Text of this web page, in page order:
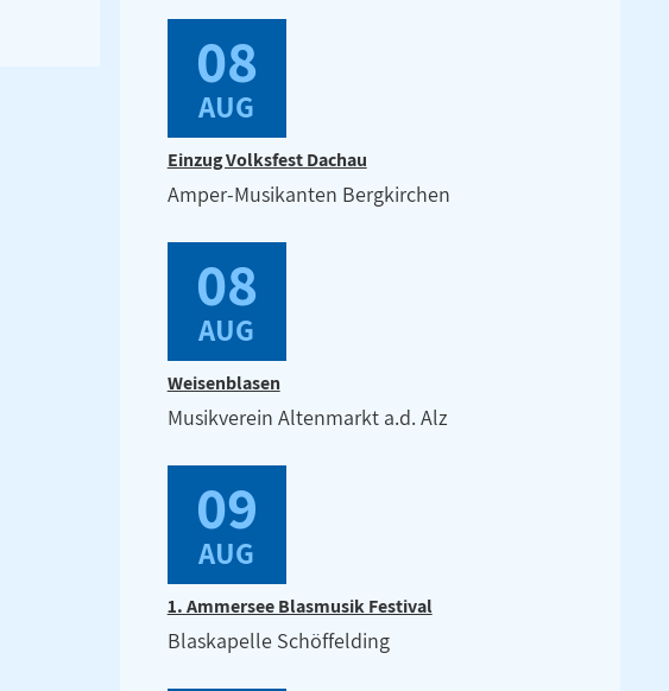
08
AUG
Einzug Volksfest Dachau
Amper-Musikanten Bergkirchen
08
AUG
Weisenblasen
Musikverein Altenmarkt a.d. Alz
09
AUG
1. Ammersee Blasmusik Festival
Blaskapelle Schöffelding